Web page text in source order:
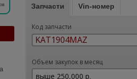
Запчасти Vin-номер
Код запчасти
Объем закупок в месяц